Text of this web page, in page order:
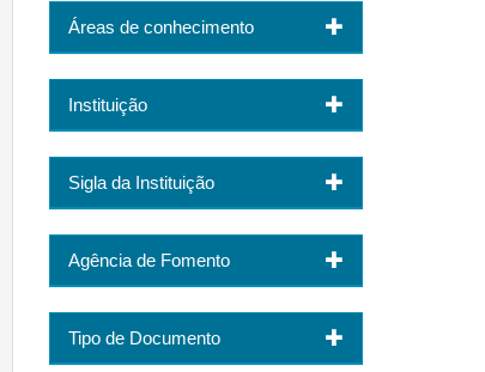
Áreas de conhecimento
Instituição
Sigla da Instituição
Agência de Fomento
Tipo de Documento